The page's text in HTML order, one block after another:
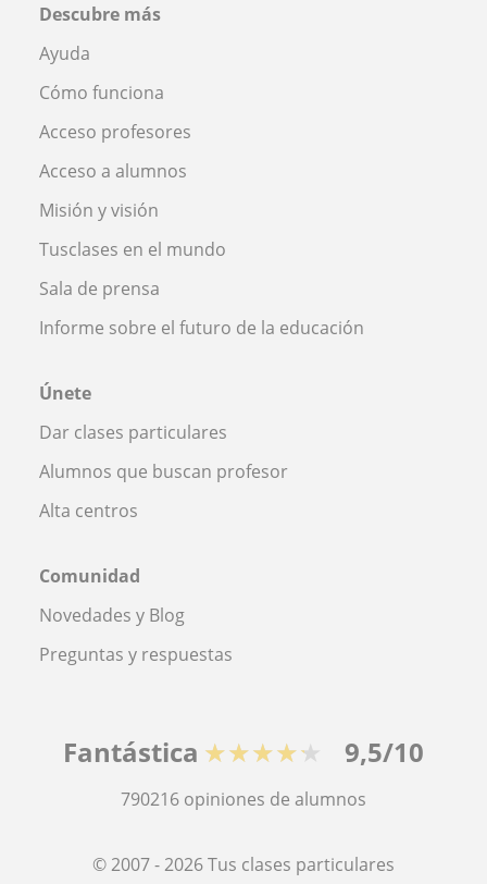
Descubre más
Ayuda
Cómo funciona
Acceso profesores
Acceso a alumnos
Misión y visión
Tusclases en el mundo
Sala de prensa
Informe sobre el futuro de la educación
Únete
Dar clases particulares
Alumnos que buscan profesor
Alta centros
Comunidad
Novedades y Blog
Preguntas y respuestas
Fantástica ★★★★★ 9,5/10
790216 opiniones de alumnos
© 2007 - 2026 Tus clases particulares